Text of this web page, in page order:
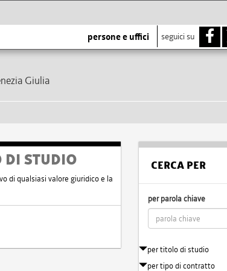
persone e uffici seguici su
Giulia
DI STUDIO
di qualsiasi valore giuridico e la
CERCA PER
per parola chiave
per titolo di studio
per tipo di contratto